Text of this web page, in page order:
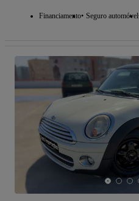
Financiamento Seguro automóvel